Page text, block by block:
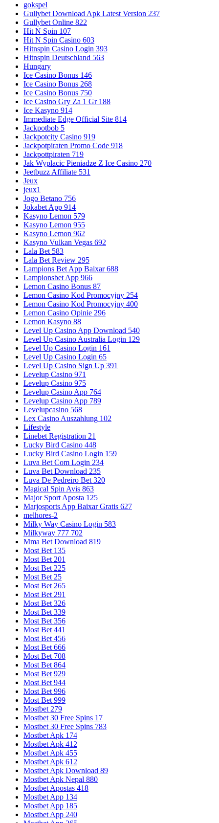
gokspel
Gullybet Download Apk Latest Version 237
Gullybet Online 822
Hit N Spin 107
Hit N Spin Casino 603
Hitnspin Casino Login 393
Hitnspin Deutschland 563
Hungary
Ice Casino Bonus 146
Ice Casino Bonus 268
Ice Casino Bonus 750
Ice Casino Gry Za 1 Gr 188
Ice Kasyno 914
Immediate Edge Official Site 814
Jackpotbob 5
Jackpotcity Casino 919
Jackpotpiraten Promo Code 918
Jackpottpiraten 719
Jak Wyplacic Pieniadze Z Ice Casino 270
Jeetbuzz Affiliate 531
Jeux
jeux1
Jogo Betano 756
Jokabet App 914
Kasyno Lemon 579
Kasyno Lemon 955
Kasyno Lemon 962
Kasyno Vulkan Vegas 692
Lala Bet 583
Lala Bet Review 295
Lampions Bet App Baixar 688
Lampionsbet App 966
Lemon Casino Bonus 87
Lemon Casino Kod Promocyjny 254
Lemon Casino Kod Promocyjny 400
Lemon Casino Opinie 296
Lemon Kasyno 88
Level Up Casino App Download 540
Level Up Casino Australia Login 129
Level Up Casino Login 161
Level Up Casino Login 65
Level Up Casino Sign Up 391
Levelup Casino 971
Levelup Casino 975
Levelup Casino App 764
Levelup Casino App 789
Levelupcasino 568
Lex Casino Auszahlung 102
Lifestyle
Linebet Registration 21
Lucky Bird Casino 448
Lucky Bird Casino Login 159
Luva Bet Com Login 234
Luva Bet Download 235
Luva De Pedreiro Bet 320
Magical Spin Avis 863
Major Sport Aposta 125
Marjosports App Baixar Gratis 627
melhores-2
Milky Way Casino Login 583
Milkyway 777 702
Mma Bet Download 819
Most Bet 135
Most Bet 201
Most Bet 225
Most Bet 25
Most Bet 265
Most Bet 291
Most Bet 326
Most Bet 339
Most Bet 356
Most Bet 441
Most Bet 456
Most Bet 666
Most Bet 708
Most Bet 864
Most Bet 929
Most Bet 944
Most Bet 996
Most Bet 999
Mostbet 279
Mostbet 30 Free Spins 17
Mostbet 30 Free Spins 783
Mostbet Apk 174
Mostbet Apk 412
Mostbet Apk 455
Mostbet Apk 612
Mostbet Apk Download 89
Mostbet Apk Nepal 880
Mostbet Apostas 418
Mostbet App 134
Mostbet App 185
Mostbet App 240